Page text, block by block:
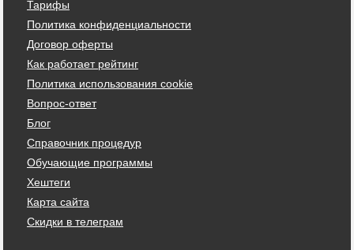
Тарифы
Политика конфиденциальности
Договор оферты
Как работает рейтинг
Политика использования cookie
Вопрос-ответ
Блог
Справочник процедур
Обучающие программы
Хештеги
Карта сайта
Скидки в телеграм